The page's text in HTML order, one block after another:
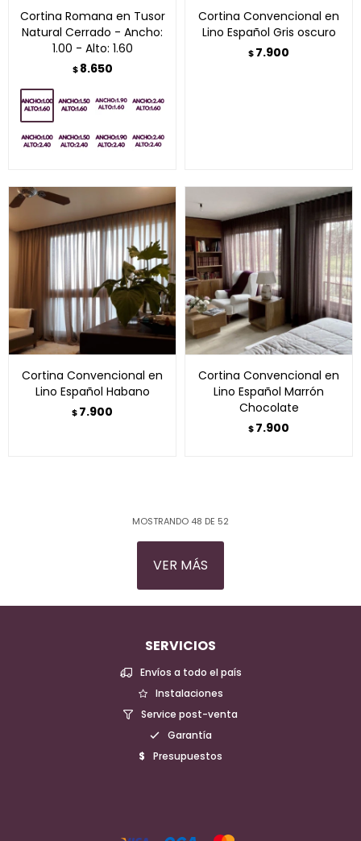
Cortina Romana en Tusor
Natural Cerrado - Ancho:
1.00 - Alto: 1.60
$ 8.650
Cortina Convencional en
Lino Español Gris oscuro
$7.900
Cortina Convencional en
Lino Español Habano
$7.900
Cortina Convencional en
Lino Español Marrón
Chocolate
$7.900
MOSTRANDO 48 DE 52
VER MÁS
SERVICIOS
Envíos a todo el país
Instalaciones
Service post-venta
Garantía
Presupuestos